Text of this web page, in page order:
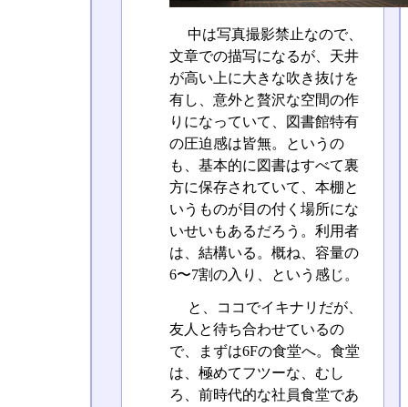
中は写真撮影禁止なので、
文章での描写になるが、天井
が高い上に大きな吹き抜けを
有し、意外と贅沢な空間の作
りになっていて、図書館特有
の圧迫感は皆無。というの
も、基本的に図書はすべて裏
方に保存されていて、本棚と
いうものが目の付く場所にな
いせいもあるだろう。利用者
は、結構いる。概ね、容量の
6〜7割の入り、という感じ。
と、ココでイキナリだが、
友人と待ち合わせているの
で、まずは6Fの食堂へ。食堂
は、極めてフツーな、むし
ろ、前時代的な社員食堂であ